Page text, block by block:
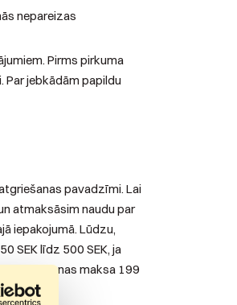
nepareizas
Pirms pirkuma
jebkādām papildu
pavadzīmi. Lai
atmaksāsim naudu par
iepakojumā. Lūdzu,
SEK līdz 500 SEK, ja
atgriešanas maksa 199